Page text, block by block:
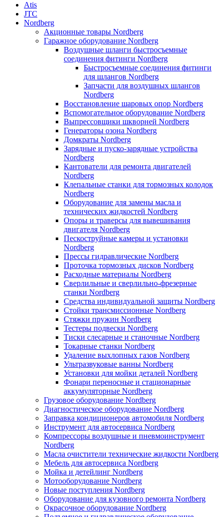
Atis
JTC
Nordberg
Акционные товары Nordberg
Гаражное оборудование Nordberg
Воздушные шланги быстросъемные
соединения фитинги Nordberg
Быстросъемные соединения фитинги
для шлангов Nordberg
Запчасти для воздушных шлангов
Nordberg
Восстановление шаровых опор Nordberg
Вспомогательное оборудование Nordberg
Выпрессовщики шкворней Nordberg
Генераторы озона Nordberg
Домкраты Nordberg
Зарядные и пуско-зарядные устройства
Nordberg
Кантователи для ремонта двигателей
Nordberg
Клепальные станки для тормозных колодок
Nordberg
Оборудование для замены масла и
технических жидкостей Nordberg
Опоры и траверсы для вывешивания
двигателя Nordberg
Пескоструйные камеры и установки
Nordberg
Прессы гидравлические Nordberg
Проточка тормозных дисков Nordberg
Расходные материалы Nordberg
Сверлильные и сверлильно-фрезерные
станки Nordberg
Средства индивидуальной защиты Nordberg
Стойки трансмиссионные Nordberg
Стяжки пружин Nordberg
Тестеры подвески Nordberg
Тиски слесарные и станочные Nordberg
Токарные станки Nordberg
Удаление выхлопных газов Nordberg
Ультразвуковые ванны Nordberg
Установки для мойки деталей Nordberg
Фонари переносные и стационарные
аккумуляторные Nordberg
Грузовое оборудование Nordberg
Диагностическое оборудование Nordberg
Заправка кондиционеров автомобиля Nordberg
Инструмент для автосервиса Nordberg
Компрессоры воздушные и пневмоинструмент
Nordberg
Масла очистители технические жидкости Nordberg
Мебель для автосервиса Nordberg
Мойка и детейлинг Nordberg
Мотооборудование Nordberg
Новые поступления Nordberg
Оборудование для кузовного ремонта Nordberg
Окрасочное оборудование Nordberg